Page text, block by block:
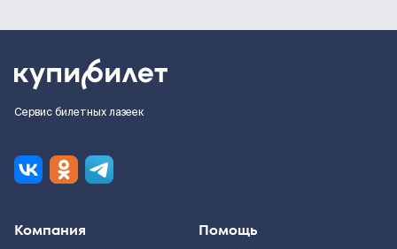
Сервис билетных лазеек
Компания Помощь